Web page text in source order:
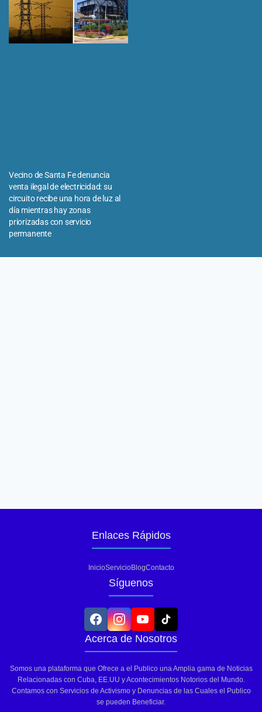
Vecino de Santa Fe denuncia
venta ilegal de electricidad: su
circuito recibe una hora de luz al
día mientras hay zonas
priorizadas con servicio
permanente
Enlaces Rápidos
InicioServicioBlogContacto
Síguenos
Acerca de Nosotros
Somos una plataforma que Ofrece a el Publico una Amplia gama de Noticias
Relacionadas con Cuba, EE.UU y Acontecimientos Notorios del Mundo.
Contamos con Servicios de Activismo y Denuncias de las Cuales el Publico
se pueden Beneficiar.